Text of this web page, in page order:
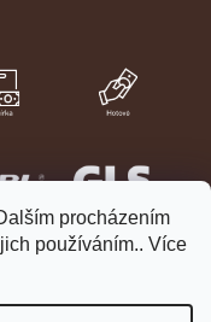
procházením
používáním.. Více